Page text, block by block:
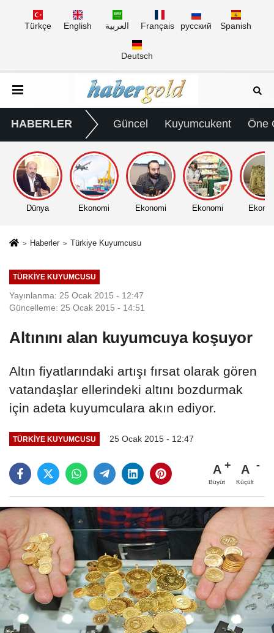
Türkçe English العربية Français русский Spanish
Deutsch
HABERLER Güncel Kuyumcukent Öne
Dünya Ekonomi Ekonomi Ekonomi
Haberler Türkiye Kuyumcusu
TÜRKIYE KUYUMCUSU
Yayınlanma: 25 Ocak 2015 - 12:47
Güncelleme: 25 Ocak 2015 - 14:51
Altınını alan kuyumcuya koşuyor
Altın fiyatlarındaki artışı fırsat olarak gören
vatandaşlar ellerindeki altını bozdurmak
için adeta kuyumculara akın ediyor.
TÜRKIYE KUYUMCUSU 25 Ocak 2015 - 12:47
A
Büyüt
A
Küçült